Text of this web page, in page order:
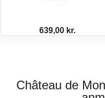
639,00 kr.
Château de